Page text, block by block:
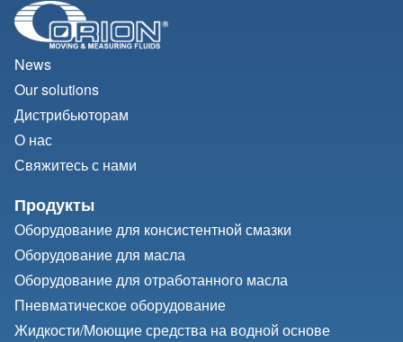
News
Our solutions
Дистрибьюторам
О нас
Свяжитесь с нами
Продукты
Оборудование для консистентной смазки
Оборудование для масла
Оборудование для отработанного масла
Пневматическое оборудование
Жидкости/Моющие средства на водной основе